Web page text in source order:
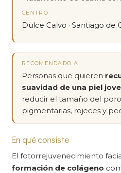
CENTRO
Dulce Calvo · Santiago de
RECOMENDADO A
Personas que quieren
suavidad de una piel
reducir el tamaño del
pigmentarias, rojeces y
En qué consiste
El fotorrejuvenecimiento
formación de colágeno